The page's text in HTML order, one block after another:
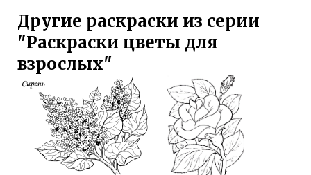
Другие раскраски из серии
"Раскраски цветы для
взрослых"